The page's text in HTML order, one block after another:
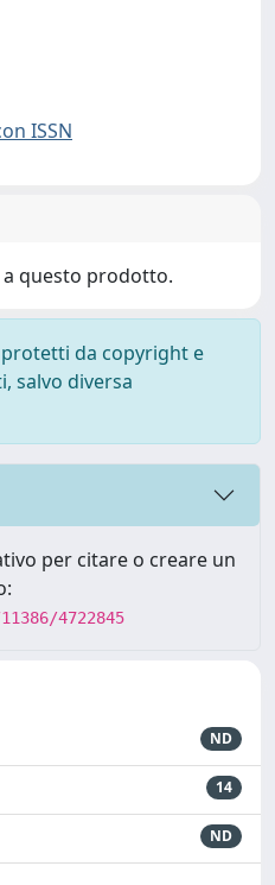
ISSN
questo prodotto.
da copyright e
salvo diversa
per citare o creare un
4722845
ND
14
ND